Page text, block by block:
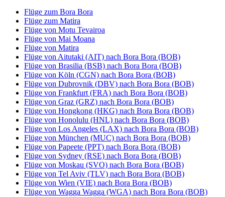
Flüge zum Bora Bora
Flüge zum Matira
Flüge von Motu Tevairoa
Flüge von Mai Moana
Flüge von Matira
Flüge von Aitutaki (AIT) nach Bora Bora (BOB)
Flüge von Brasilia (BSB) nach Bora Bora (BOB)
Flüge von Köln (CGN) nach Bora Bora (BOB)
Flüge von Dubrovnik (DBV) nach Bora Bora (BOB)
Flüge von Frankfurt (FRA) nach Bora Bora (BOB)
Flüge von Graz (GRZ) nach Bora Bora (BOB)
Flüge von Hongkong (HKG) nach Bora Bora (BOB)
Flüge von Honolulu (HNL) nach Bora Bora (BOB)
Flüge von Los Angeles (LAX) nach Bora Bora (BOB)
Flüge von München (MUC) nach Bora Bora (BOB)
Flüge von Papeete (PPT) nach Bora Bora (BOB)
Flüge von Sydney (RSE) nach Bora Bora (BOB)
Flüge von Moskau (SVO) nach Bora Bora (BOB)
Flüge von Tel Aviv (TLV) nach Bora Bora (BOB)
Flüge von Wien (VIE) nach Bora Bora (BOB)
Flüge von Wagga Wagga (WGA) nach Bora Bora (BOB)